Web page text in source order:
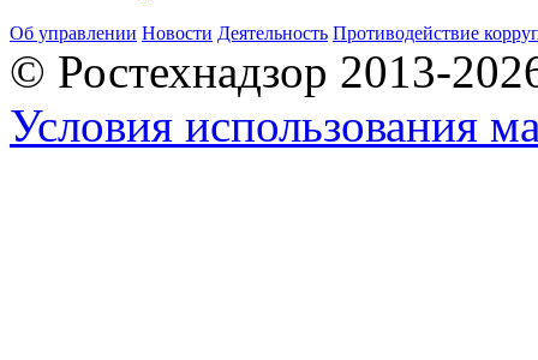
Об управлении Новости Деятельность Противодействие
© Ростехнадзор 2013-
Условия использования